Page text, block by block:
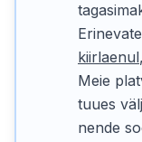
kiirlaenul
Meie
tuues
nende